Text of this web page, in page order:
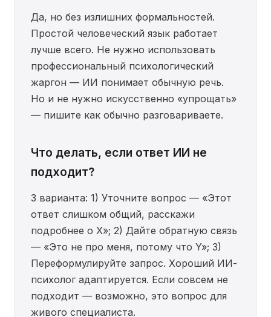
Да, но без излишних формальностей.
Простой человеческий язык работает
лучше всего. Не нужно использовать
профессиональный психологический
жаргон — ИИ понимает обычную речь.
Но и не нужно искусственно «упрощать»
— пишите как обычно разговариваете.
Что делать, если ответ ИИ не
подходит?
3 варианта: 1) Уточните вопрос — «Этот
ответ слишком общий, расскажи
подробнее о Х»; 2) Дайте обратную связь
— «Это не про меня, потому что Y»; 3)
Переформулируйте запрос. Хороший ИИ-
психолог адаптируется. Если совсем не
подходит — возможно, это вопрос для
живого специалиста.